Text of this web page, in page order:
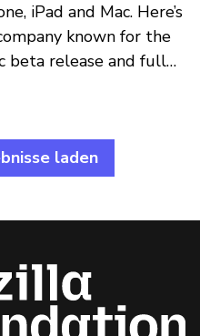
iPad and Mac. Here’s
known for the
beta release and full
laden